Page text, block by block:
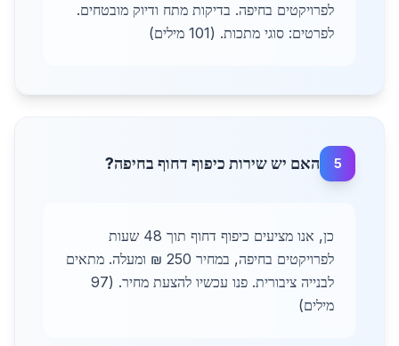
לפרויקטים בחיפה. בדיקות מתח ודיוק מובטחים.
לפרטים: סוגי מתכות. (101 מילים)
5 האם יש שירות כיפוף דחוף בחיפה?
כן, אנו מציעים כיפוף דחוף תוך 48 שעות
לפרויקטים בחיפה, במחיר 250 ₪ ומעלה. מתאים
לבנייה ציבורית. פנו עכשיו להצעת מחיר. (97
מילים)